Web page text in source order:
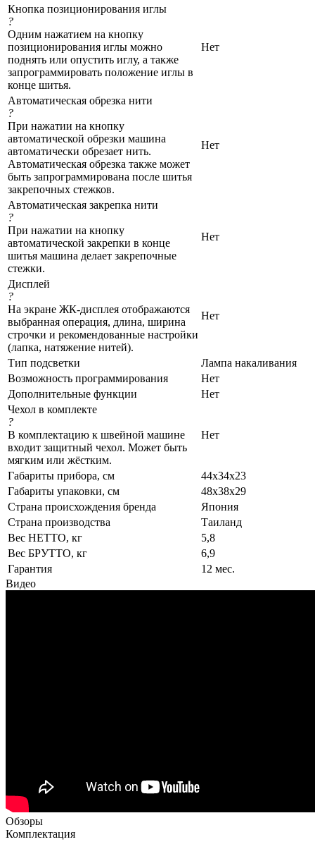
Кнопка позиционирования иглы
?
Одним нажатием на кнопку
позиционирования иглы можно
поднять или опустить иглу, а также
запрограммировать положение иглы в
конце шитья.
Нет
Автоматическая обрезка нити
?
При нажатии на кнопку
автоматической обрезки машина
автоматически обрезает нить.
Автоматическая обрезка также может
быть запрограммирована после шитья
закрепочных стежков.
Нет
Автоматическая закрепка нити
?
При нажатии на кнопку
автоматической закрепки в конце
шитья машина делает закрепочные
стежки.
Нет
Дисплей
?
На экране ЖК-дисплея отображаются
выбранная операция, длина, ширина
строчки и рекомендованные настройки
(лапка, натяжение нитей).
Нет
Тип подсветки
Лампа накаливания
Возможность программирования
Нет
Дополнительные функции
Нет
Чехол в комплекте
?
В комплектацию к швейной машине
входит защитный чехол. Может быть
мягким или жёстким.
Нет
Габариты прибора, см
44х34х23
Габариты упаковки, см
48х38х29
Страна происхождения бренда
Япония
Страна производства
Таиланд
Вес НЕТТО, кг
5,8
Вес БРУТТО, кг
6,9
Гарантия
12 мес.
Видео
Обзоры
Комплектация